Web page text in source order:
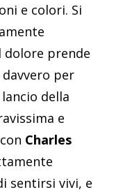
e colori. Si
dolore prende
per
della
e
con Charles
sentirsi vivi, e